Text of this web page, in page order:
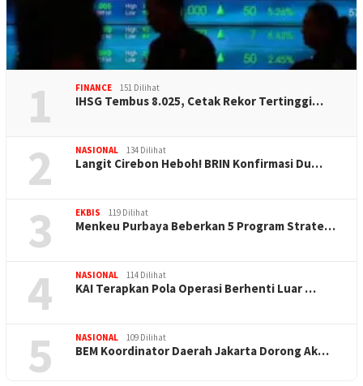
1 FINANCE 151 Dilihat
IHSG Tembus 8.025, Cetak Rekor Tertinggi…
2 NASIONAL 134 Dilihat
Langit Cirebon Heboh! BRIN Konfirmasi Du…
3 EKBIS 119 Dilihat
Menkeu Purbaya Beberkan 5 Program Strate…
4 NASIONAL 114 Dilihat
KAI Terapkan Pola Operasi Berhenti Luar …
5 NASIONAL 109 Dilihat
BEM Koordinator Daerah Jakarta Dorong Ak…